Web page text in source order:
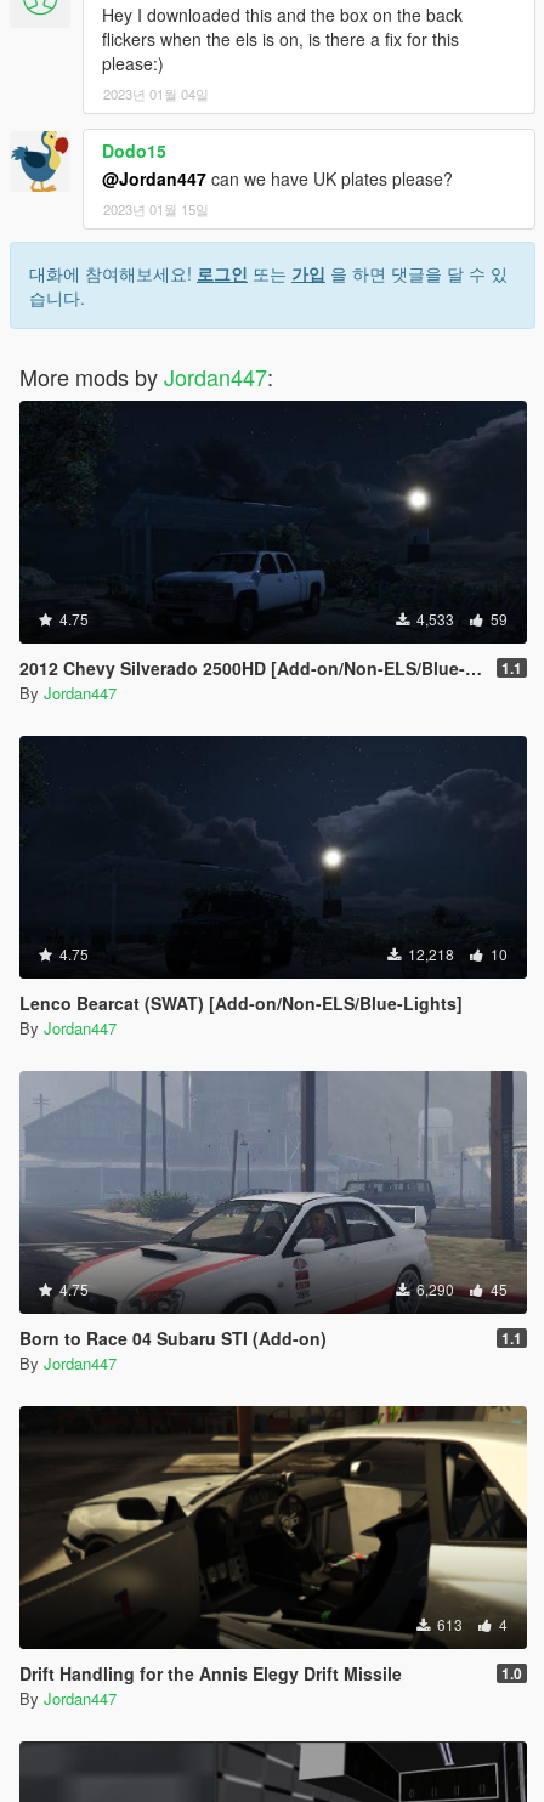
Hey I downloaded this and the box on the back
flickers when the els is on, is there a fix for this
please:)
2023년 01월 04일
Dodo15
@Jordan447 can we have UK plates please?
2023년 01월 15일
대화에 참여해보세요! 로그인 또는 가입 을 하면 댓글을 달 수 있
습니다.
More mods byJordan447:
4.75 4,533 59
2012 Chevy Silverado 2500HD [Add-on/Non-ELS/Blue-Lights] 1.1
By Jordan447
4.75 12,218 10
Lenco Bearcat (SWAT) [Add-on/Non-ELS/Blue-Lights]
By Jordan447
4.75 6,290 45
Born to Race 04 Subaru STI (Add-on) 1.1
By Jordan447
613 4
Drift Handling for the Annis Elegy Drift Missile 1.0
By Jordan447